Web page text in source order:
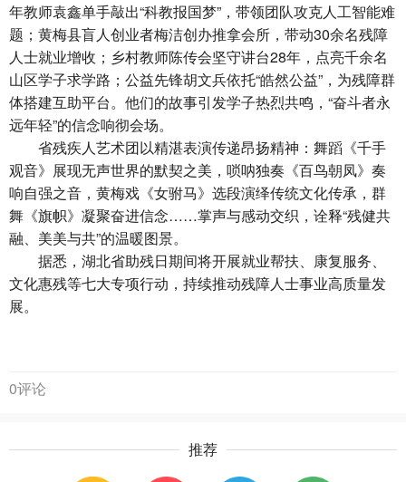
年教师袁鑫单手敲出“科教报国梦”，带领团队攻克人工智能难
题；黄梅县盲人创业者梅洁创办推拿会所，带动30余名残障
人士就业增收；乡村教师陈传会坚守讲台28年，点亮千余名
山区学子求学路；公益先锋胡文兵依托“皓然公益”，为残障群
体搭建互助平台。他们的故事引发学子热烈共鸣，“奋斗者永
远年轻”的信念响彻会场。
省残疾人艺术团以精湛表演传递昂扬精神：舞蹈《千手
观音》展现无声世界的默契之美，唢呐独奏《百鸟朝凤》奏
响自强之音，黄梅戏《女驸马》选段演绎传统文化传承，群
舞《旗帜》凝聚奋进信念……掌声与感动交织，诠释“残健共
融、美美与共”的温暖图景。
据悉，湖北省助残日期间将开展就业帮扶、康复服务、
文化惠残等七大专项行动，持续推动残障人士事业高质量发
展。
0评论
推荐